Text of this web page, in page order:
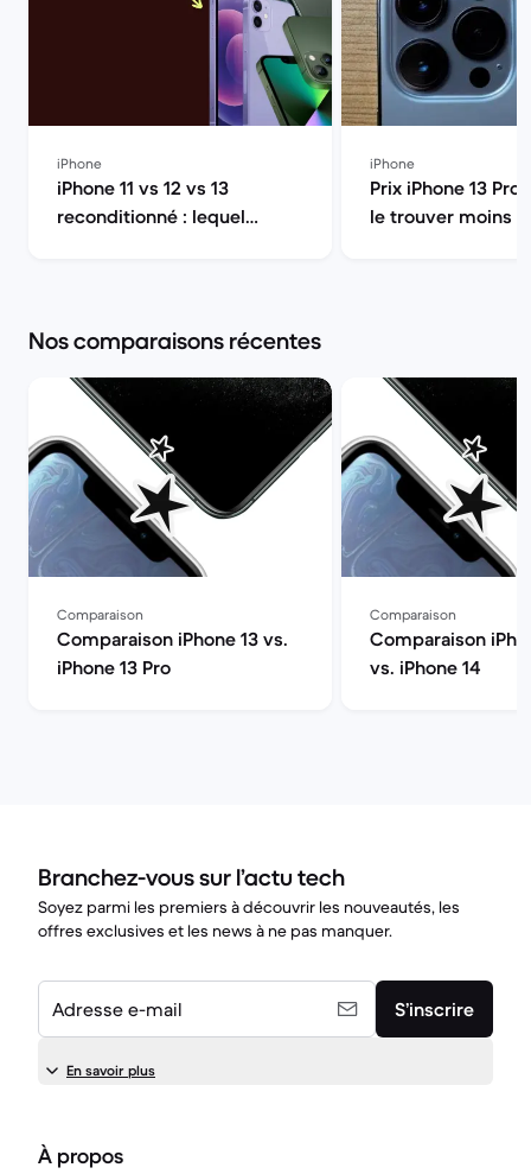
iPhone
iPhone 11 vs 12 vs 13
reconditionné : lequel
iPhone
Prix iPhone 13 Pro
le trouver moins
Nos comparaisons récentes
Comparaison
Comparaison iPhone 13 vs.
iPhone 13 Pro
Comparaison
Comparaison
vs. iPhone 14
Branchez-vous sur l’actu tech
Soyez parmi les premiers à découvrir les nouveautés, les
offres exclusives et les news à ne pas manquer.
Adresse e-mail S’inscrire
En savoir plus
À propos